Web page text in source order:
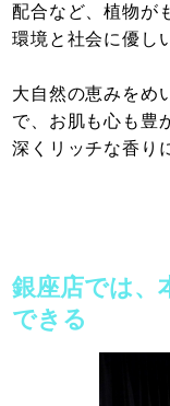
配合など、植物が
環境と社会に優し
大自然の恵みをめ
で、お肌も心も豊
深くリッチな香り
銀座店では、
できる